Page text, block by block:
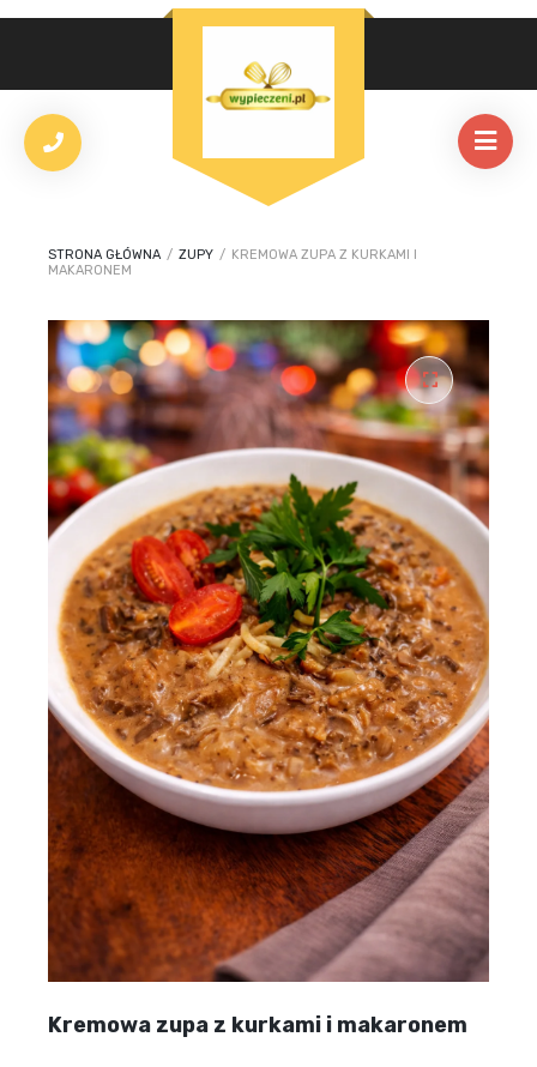
STRONA GŁÓWNA / ZUPY / KREMOWA ZUPA Z KURKAMI I
MAKARONEM
🔍
Kremowa zupa z kurkami i makaronem